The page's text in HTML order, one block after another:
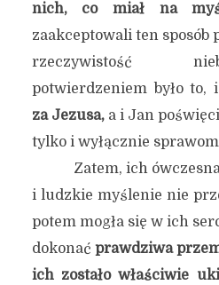
nich, co miał na
zaakceptowali ten sposób
rzeczywistość
potwierdzeniem było to,
za Jezusa,a i Jan
tylko i wyłącznie
Zatem, ich
i ludzkie myślenie nie
potem mogła się w ich
dokonać prawdziwa
ich zostało właściwie